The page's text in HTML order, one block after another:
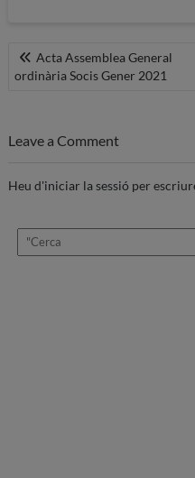
Navegació
d'entrades
Acta Assemblea General
ordinària Socis Gener 2021
Leave a Comment
Heu d'iniciar la sessióper